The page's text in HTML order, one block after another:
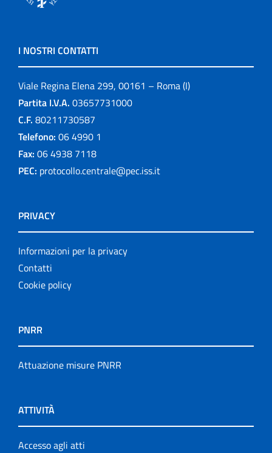
I NOSTRI CONTATTI
Viale Regina Elena 299, 00161 – Roma (I)
Partita I.V.A. 03657731000
C.F. 80211730587
Telefono: 06 4990 1
Fax: 06 4938 7118
PEC: protocollo.centrale@pec.iss.it
PRIVACY
Informazioni per la privacy
Contatti
Cookie policy
PNRR
Attuazione misure PNRR
ATTIVITÀ
Accesso agli atti